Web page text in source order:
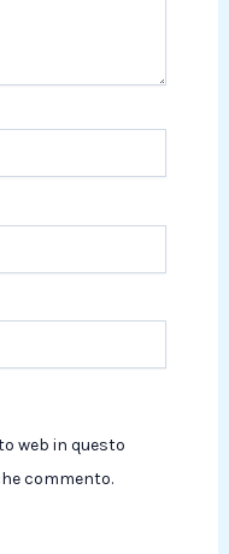
web in questo
commento.